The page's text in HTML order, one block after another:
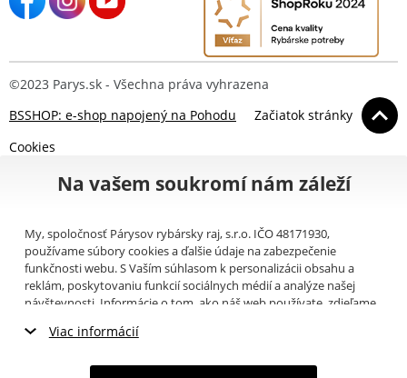
©2023 Parys.sk - Všechna práva vyhrazena
BSSHOP: e-shop napojený na Pohodu
Začiatok stránky
Cookies
Na vašem soukromí nám záleží
My, spoločnosť Párysov rybársky raj, s.r.o. IČO 48171930,
používame súbory cookies a ďalšie údaje na zabezpečenie
funkčnosti webu. S Vaším súhlasom k personalizácii obsahu a
reklám, poskytovaniu funkcií sociálnych médií a analýze našej
návštevnosti. Informácie o tom, ako náš web používate, zdieľame
(napríklad Google).Tu
informáciami, ktoré ste im poskytli alebo ktoré získali v dôsledku
Viac informácií
Nevyhnutné cookies